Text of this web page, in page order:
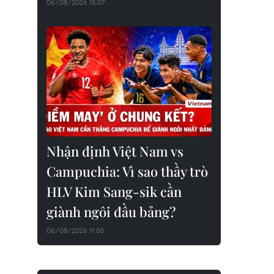
06/08/2026 15:07
Nhận định Việt Nam vs
Campuchia: Vì sao thầy trò
HLV Kim Sang-sik cần
giành ngôi đầu bảng?
06/08/2026 11:05